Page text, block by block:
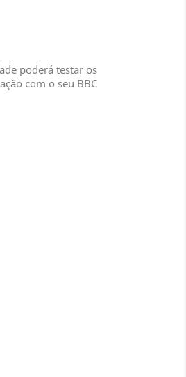
poderá testar os
com o seu BBC